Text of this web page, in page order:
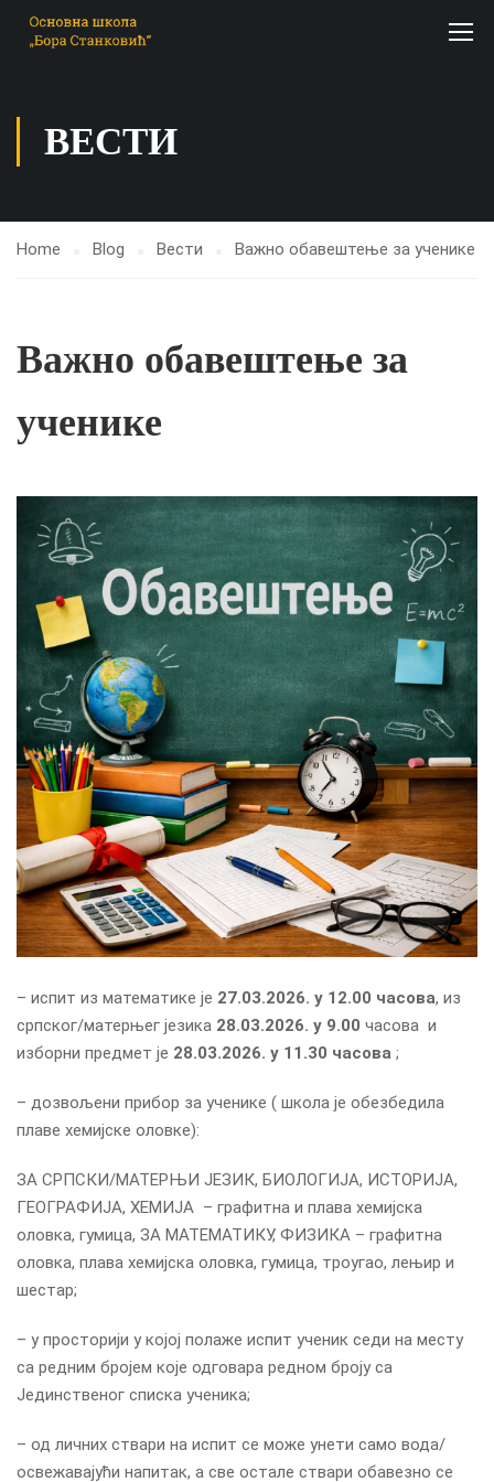
ВЕСТИ
Home Blog Вести Важно обавештење за ученике
Важно обавештење за
ученике
– испит из математике је 27.03.2026. у 12.00 часова, из
српског/матерњег језика 28.03.2026. у 9.00 часова и
изборни предмет је 28.03.2026. у 11.30 часова ;
– дозвољени прибор за ученике ( школа је обезбедила
плаве хемијске оловке):
ЗА СРПСКИ/МАТЕРЊИ ЈЕЗИК, БИОЛОГИЈА, ИСТОРИЈА,
ГЕОГРАФИЈА, ХЕМИЈА – графитна и плава хемијска
оловка, гумица, ЗА МАТЕМАТИКУ, ФИЗИКА – графитна
оловка, плава хемијска оловка, гумица, троугао, лењир и
шестар;
– у просторији у којој полаже испит ученик седи на месту
са редним бројем које одговара редном броју са
Јединственог списка ученика;
– од личних ствари на испит се може унети само вода/
освежавајући напитак, а све остале ствари обавезно се